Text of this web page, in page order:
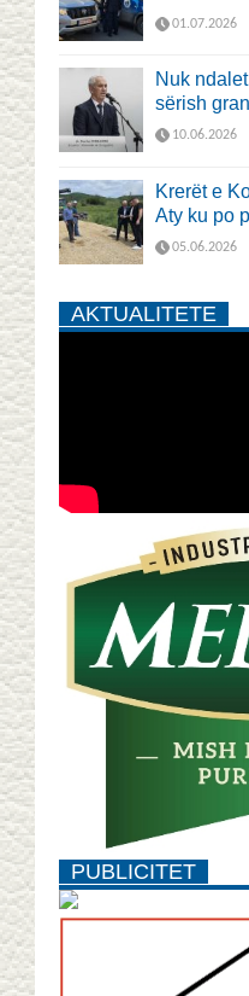
01.07.2026
Nuk
sërish
10.06.2026
Krerët e
Aty ku po
05.06.2026
AKTUALITETE
PUBLICITET